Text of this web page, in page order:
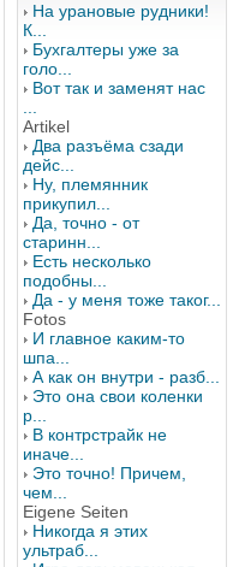
На урановые рудники!
К...
Бухгалтеры уже за
голо...
Вот так и заменят нас
Artikel
Два разъёма сзади
дейс...
Ну, племянник
прикупил...
Да, точно - от
старинн...
Есть несколько
подобны...
Да - у меня тоже таког...
Fotos
И главное каким-то
шпа...
А как он внутри - разб...
Это она свои коленки
р...
В контрстрайк не
иначе...
Это точно! Причем,
чем...
Eigene Seiten
Никогда я этих
ультраб...